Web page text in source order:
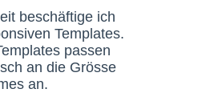
beschäftige ich
Templates.
passen
an die Grösse
an.